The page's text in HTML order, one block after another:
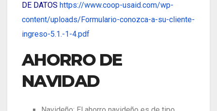
DE DATOS https://www.coop-usaid.com/wp-
content/uploads/Formulario-conozca-a-su-cliente-
ingreso-5.1.-1-4.pdf
AHORRO DE
NAVIDAD